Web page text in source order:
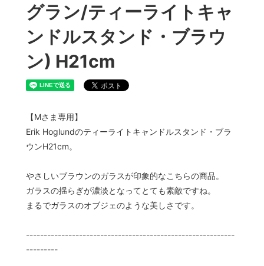
グラン/ティーライトキャ
ンドルスタンド・ブラウ
ン) H21cm
【Mさま専用】
Erik Hoglundのティーライトキャンドルスタンド・ブラ
ウンH21cm。
やさしいブラウンのガラスが印象的なこちらの商品。
ガラスの揺らぎが濃淡となってとても素敵ですね。
まるでガラスのオブジェのような美しさです。
-----------------------------------------------------------
---------